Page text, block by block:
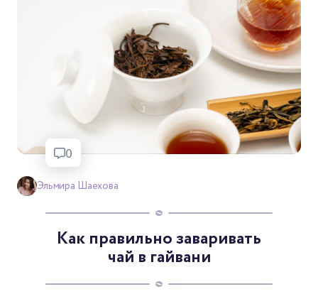
0
Эльмира Шаехова
Как правильно заваривать
чай в гайвани